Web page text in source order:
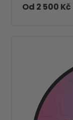
Od 2 500 Kč